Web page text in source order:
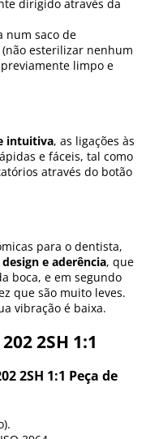
dirigido através da
num saco de
(não esterilizar nenhum
limpo e
intuitiva, as ligações às
e fáceis, tal como
através do botão
para o dentista,
design e aderência, que
boca, e em segundo
que são muito leves.
vibração é baixa.
2SH 1:1
2SH 1:1 Peça de